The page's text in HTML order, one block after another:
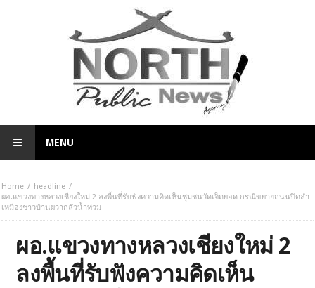
MENU
Home
headline
ผอ.แขวงทางหลวงเชียงใหม่ 2 ลงพื้นที่รับฟังความคิดเห็นชุมชนวัดเจ็ดยอด กรณีขยายถนนปิดลำ
เหมืองชาวบ้านผวากลัวน้ำท่วม
ผอ.แขวงทางหลวงเชียงใหม่ 2
ลงพื้นที่รับฟังความคิดเห็น